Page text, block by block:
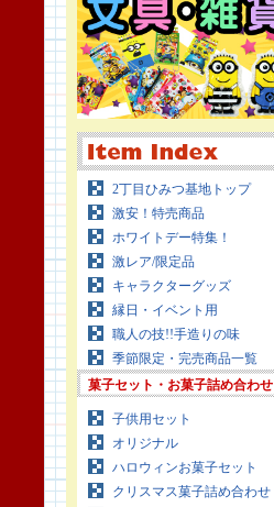
2丁目ひみつ基地トップ
激安！特売商品
ホワイトデー特集！
激レア/限定品
キャラクターグッズ
縁日・イベント用
職人の技!!手造りの味
季節限定・完売商品一覧
菓子セット・お菓子詰め合わせ
子供用セット
オリジナル
ハロウィンお菓子セット
クリスマス菓子詰め合わせ